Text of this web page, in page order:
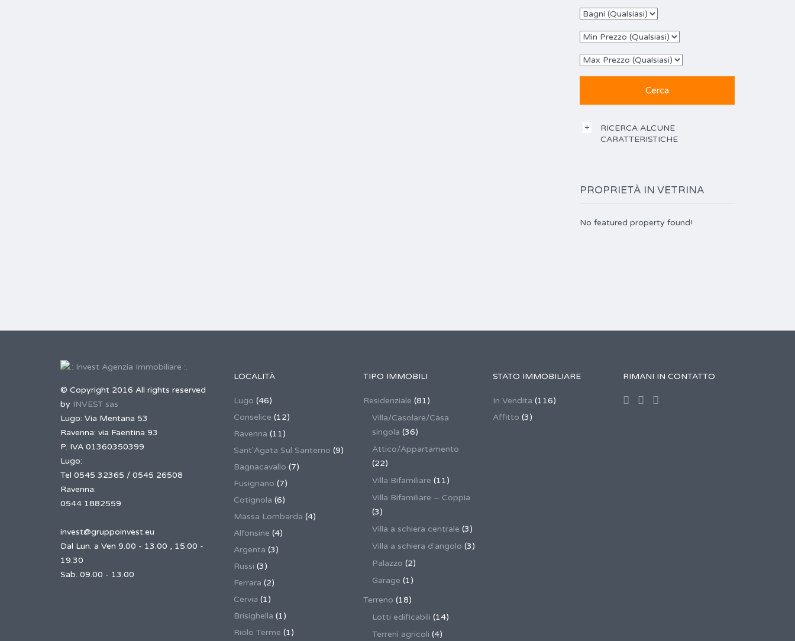
RICERCA ALCUNE
CARATTERISTICHE
PROPRIETÀ IN VETRINA
No featured property found!
© Copyright 2016 All rights reserved
by INVEST sas
Lugo: Via Mentana 53
Ravenna: via Faentina 93
P. IVA 01360350399
Lugo:
Tel 0545 32365 / 0545 26508
Ravenna:
0544 1882559
invest@gruppoinvest.eu
Dal Lun. a Ven 9.00 - 13.00 , 15.00 -
19.30
Sab. 09.00 - 13.00
LOCALITÀ
Lugo (46)
Conselice (12)
Ravenna (11)
Sant'Agata Sul Santerno (9)
Bagnacavallo (7)
Fusignano (7)
Cotignola (6)
Massa Lombarda (4)
Alfonsine (4)
Argenta (3)
Russi (3)
Ferrara (2)
Cervia (1)
Brisighella (1)
Riolo Terme (1)
TIPO IMMOBILI
Residenziale (81)
Villa/Casolare/Casa
singola (36)
Attico/Appartamento
(22)
Villa Bifamiliare (11)
Villa Bifamiliare – Coppia
(3)
Villa a schiera centrale (3)
Villa a schiera d'angolo (3)
Palazzo (2)
Garage (1)
Terreno (18)
Lotti edificabili (14)
Terreni agricoli (4)
STATO IMMOBILIARE
In Vendita (116)
Affitto (3)
RIMANI IN CONTATTO